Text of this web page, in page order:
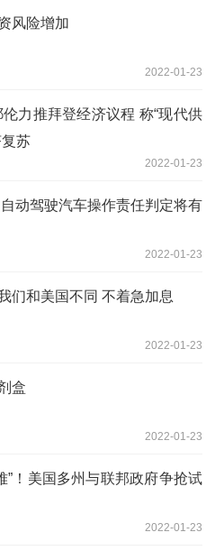
风险增加
2022-01-23
力推拜登经济议程 称“现代供
苏
2022-01-23
动驾驶汽车操作责任判定将有
2022-01-23
们和美国不同 不着急加息
2022-01-23
盒
2022-01-23
”！美国多州与联邦政府争抢试
2022-01-23